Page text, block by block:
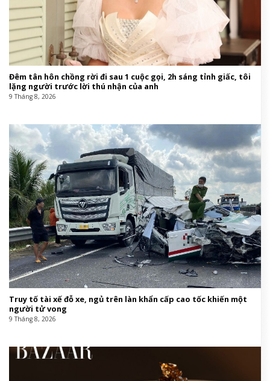
Đêm tân hôn chồng rời đi sau 1 cuộc gọi, 2h sáng tỉnh giấc, tôi
lặng người trước lời thú nhận của anh
9 Tháng 8, 2026
Truy tố tài xế đỗ xe, ngủ trên làn khẩn cấp cao tốc khiến một
người tử vong
9 Tháng 8, 2026